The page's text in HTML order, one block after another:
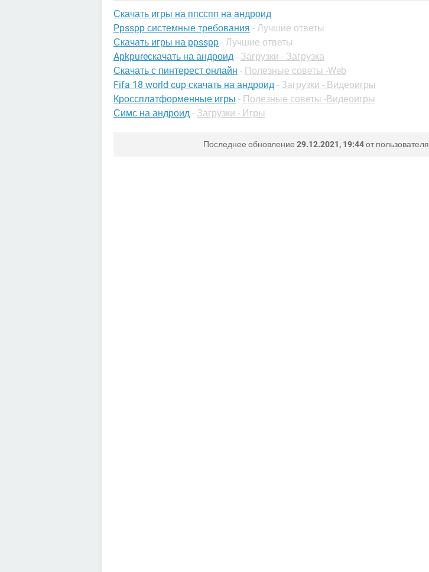
Скачать игры на ппсспп на андроид
Ppsspp системные требования - Лучшие ответы
Скачать игры на ppsspp - Лучшие ответы
Apkpureскачать на андроид - Загрузки - Загрузка
Скачать с пинтерест онлайн - Полезные советы -Web
Fifa 18 world cup скачать на андроид - Загрузки - Видеоигры
Кроссплатформенные игры - Полезные советы -Видеоигры
Симс на андроид - Загрузки - Игры
Последнее обновление 29.12.2021, 19:44от пользователя